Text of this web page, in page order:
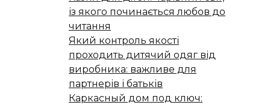
із якого починається любов до
читання
Який контроль якості
проходить дитячий одяг від
виробника: важливе для
партнерів і батьків
Каркасный дом под ключ: